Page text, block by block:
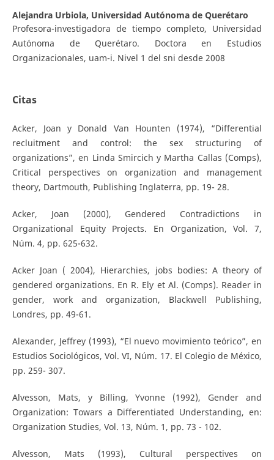
Alejandra Urbiola, Universidad Autónoma de Querétaro
Profesora-investigadora de tiempo completo, Universidad
Autónoma de Querétaro. Doctora en Estudios
Organizacionales, uam-i. Nivel 1 del sni desde 2008
Citas
Acker, Joan y Donald Van Hounten (1974), “Differential
recluitment and control: the sex structuring of
organizations”, en Linda Smircich y Martha Callas (Comps),
Critical perspectives on organization and management
theory, Dartmouth, Publishing Inglaterra, pp. 19- 28.
Acker, Joan (2000), Gendered Contradictions in
Organizational Equity Projects. En Organization, Vol. 7,
Núm. 4, pp. 625-632.
Acker Joan ( 2004), Hierarchies, jobs bodies: A theory of
gendered organizations. En R. Ely et Al. (Comps). Reader in
gender, work and organization, Blackwell Publishing,
Londres, pp. 49-61.
Alexander, Jeffrey (1993), “El nuevo movimiento teórico”, en
Estudios Sociológicos, Vol. VI, Núm. 17. El Colegio de México,
pp. 259- 307.
Alvesson, Mats, y Billing, Yvonne (1992), Gender and
Organization: Towars a Differentiated Understanding, en:
Organization Studies, Vol. 13, Núm. 1, pp. 73 - 102.
Alvesson, Mats (1993), Cultural perspectives on